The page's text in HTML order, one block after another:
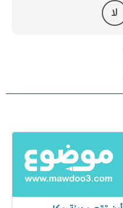
لا